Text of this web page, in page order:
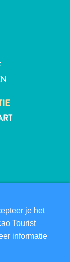
je het
Tourist
informatie